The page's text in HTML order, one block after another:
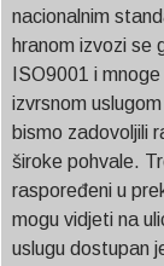
nacionalnim
hranom izvozi se
ISO9001 i
izvrsnom
bismo zadovoljili
široke pohvale.
raspoređeni u
mogu vidjeti na
uslugu dostupan